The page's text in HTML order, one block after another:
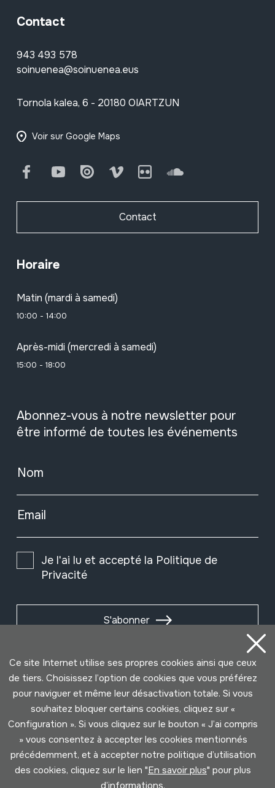
Contact
943 493 578
soinuenea@soinuenea.eus
Tornola kalea, 6 - 20180 OIARTZUN
Voir sur Google Maps
FacebookYoutube Issuu Vimeo Flickr SoundCloud
Contact
Horaire
Matin (mardi à samedi)
10:00 - 14:00
Après-midi (mercredi à samedi)
15:00 - 18:00
Abonnez-vous à notre newsletter pour
être informé de toutes les événements
Nom
Email
Je l'ai lu et accepté la Politique de
Privacité
S'abonner
Conditions d'Utilisation Politique de Privacité
Ce site Internet utilise ses propres cookies ainsi que ceux
de tiers. Choisissez l’option de cookies que vous préférez
pour naviguer et même leur désactivation totale. Si vous
souhaitez bloquer certains cookies, cliquez sur «
Configuration ». Si vous cliquez sur le bouton « J’ai compris
» vous consentez à accepter les cookies mentionnés
précédemment, et à accepter notre politique d’utilisation
des cookies, cliquez sur le lien "En savoir plus" pour plus
d’informations.